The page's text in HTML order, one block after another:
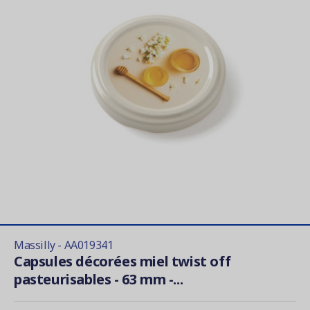
Massilly - AA019341
Capsules décorées miel twist off
pasteurisables - 63 mm -...